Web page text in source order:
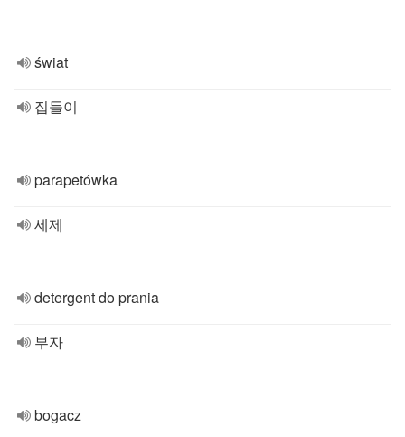
świat
집들이
parapetówka
세제
detergent do prania
부자
bogacz